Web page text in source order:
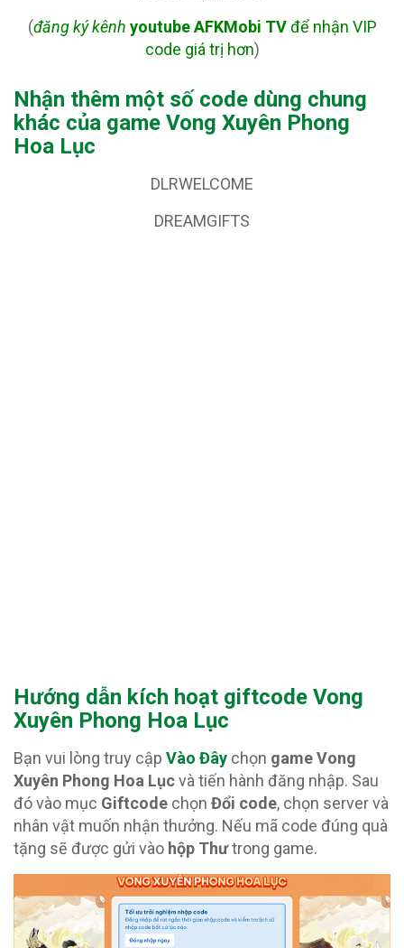
(đăng ký kênh youtube AFKMobi TVđể nhận VIP
code giá trị hơn)
Nhận thêm một số code dùng chung
khác của game Vong Xuyên Phong
Hoa Lục
DLRWELCOME
DREAMGIFTS
Hướng dẫn kích hoạt giftcode Vong
Xuyên Phong Hoa Lục
Bạn vui lòng truy cập Vào Đây chọn game Vong
Xuyên Phong Hoa Lụcvà tiến hành đăng nhập. Sau
đó vào mục Giftcode chọn Đổi code, chọn server và
nhân vật muốn nhận thưởng. Nếu mã code đúng quà
tặng sẽ được gửi vào hộp Thưtrong game.